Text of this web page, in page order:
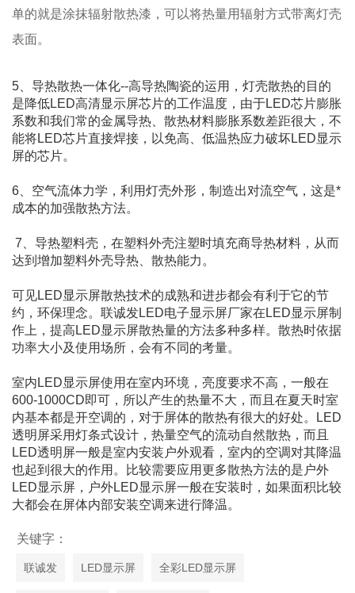
单的就是涂抹辐射散热漆，可以将热量用辐射方式带离灯壳
表面。
5、导热散热一体化--高导热陶瓷的运用，灯壳散热的目的
是降低LED高清显示屏芯片的工作温度，由于LED芯片膨胀
系数和我们常的金属导热、散热材料膨胀系数差距很大，不
能将LED芯片直接焊接，以免高、低温热应力破坏LED显示
屏的芯片。
6、空气流体力学，利用灯壳外形，制造出对流空气，这是*
成本的加强散热方法。
7、导热塑料壳，在塑料外壳注塑时填充商导热材料，从而
达到增加塑料外壳导热、散热能力。
可见LED显示屏散热技术的成熟和进步都会有利于它的节
约，环保理念。联诚发LED电子显示屏厂家在LED显示屏制
作上，提高LED显示屏散热量的方法多种多样。散热时依据
功率大小及使用场所，会有不同的考量。
室内LED显示屏使用在室内环境，亮度要求不高，一般在
600-1000CD即可，所以产生的热量不大，而且在夏天时室
内基本都是开空调的，对于屏体的散热有很大的好处。
LED
透明屏采用灯条式设计，热量空气的流动自然散热，而且
LED透明屏一般是室内安装户外观看，室内的空调对其降温
也起到很大的作用。比较需要应用更多散热方法的是户外
LED显示屏，户外LED显示屏一般在安装时，如果面积比较
大都会在屏体内部安装空调来进行降温。
关键字：
联诚发 LED显示屏 全彩LED显示屏